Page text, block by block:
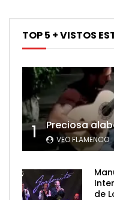
TOP 5 + VISTOS
1 VEO FLAMENCO
de
GRATIS
del